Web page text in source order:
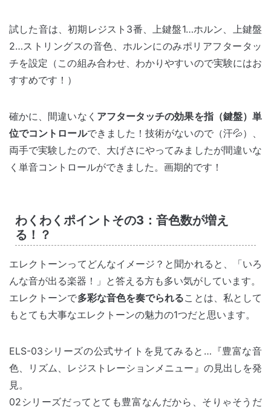
試した音は、初期レジスト3番、上鍵盤1…ホルン、上鍵盤
2…ストリングスの音色、ホルンにのみポリアフタータッ
チを設定（この組み合わせ、わかりやすいので実験にはお
すすめです！）
確かに、間違いなく アフタータッチの効果を指（鍵盤）単
位でコントロールできました！技術がないので（汗💦）、
両手で実験したので、大げさにやってみましたが間違いな
く単音コントロールができました。画期的です！
わくわくポイントその3：音色数が増え
る！？
エレクトーンってどんなイメージ？と聞かれると、「いろ
んな音が出る楽器！」と答える方も多い気がしています。
エレクトーンで多彩な音色を奏でられることは、私として
もとても大事なエレクトーンの魅力の1つだと思います。
ELS-03シリーズの公式サイトを見てみると…『豊富な音
色、リズム、レジストレーションメニュー』の見出しを発
見。
02シリーズだってとても豊富なんだから、そりゃそうだ